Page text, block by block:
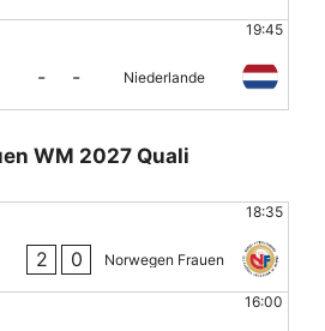
19:45
- - Niederlande
WM 2027 Quali
18:35
2 0 Norwegen Frauen
16:00